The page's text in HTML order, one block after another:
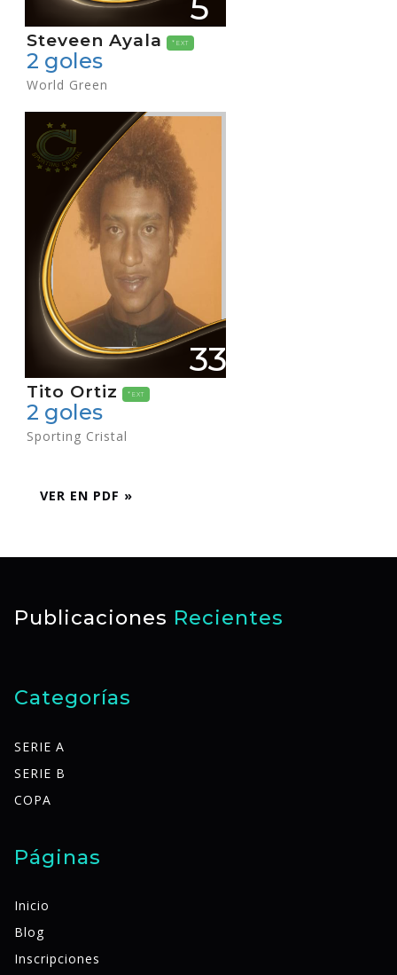
Steveen Ayala *EXT
2 goles
World Green
33
Tito Ortiz *EXT
2 goles
Sporting Cristal
VER EN PDF »
Publicaciones Recientes
Categorías
SERIE A
SERIE B
COPA
Páginas
Inicio
Blog
Inscripciones